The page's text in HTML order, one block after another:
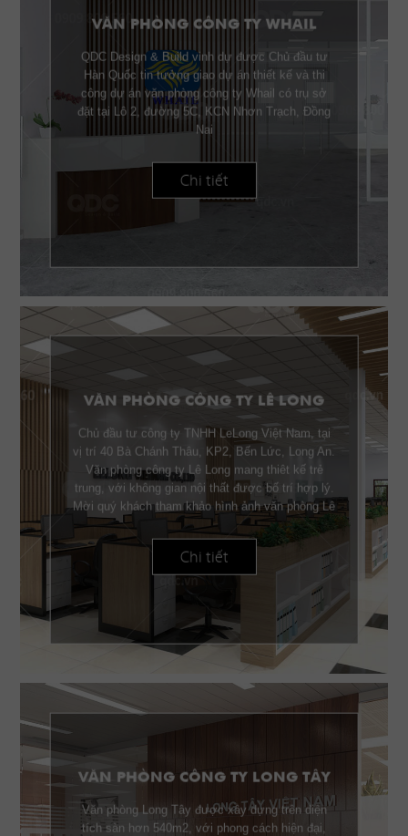
VĂN PHÒNG CÔNG TY WHAIL
QDC Design & Build vinh dự được Chủ đầu tư
Hàn Quốc tin tưởng giao dự án thiết kế và thi
công dự án văn phòng công ty Whail có trụ sở
đặt tại Lô 2, đường 5C, KCN Nhơn Trạch, Đồng
Nai
Chi tiết
VĂN PHÒNG CÔNG TY LÊ LONG
Chủ đầu tư công ty TNHH LeLong Việt Nam, tại
vị trí 40 Bà Chánh Thâu, KP2, Bến Lức, Long An.
Văn phòng công ty Lê Long mang thiêt kế trẻ
trung, với không gian nội thất được bố trí hợp lý.
Mời quý khách tham khảo hình ảnh văn phòng Lê
Long.
Chi tiết
VĂN PHÒNG CÔNG TY LONG TÂY
Văn phòng Long Tây được xây dựng trên diện
tích sàn hơn 540m2, với phong cách hiện đại,